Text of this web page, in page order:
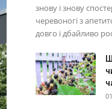
знову і знову
черевоногі з
довго і дбайливо